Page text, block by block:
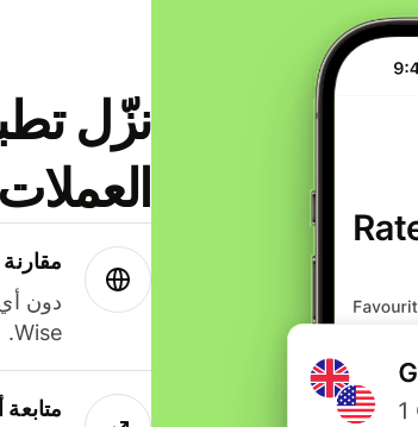
العملات
دون
Wise.